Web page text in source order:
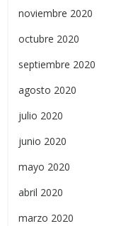
noviembre 2020
octubre 2020
septiembre 2020
agosto 2020
julio 2020
junio 2020
mayo 2020
abril 2020
marzo 2020